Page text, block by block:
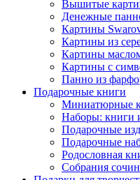
Вышитые
Денежные
Картины
Картины из
Картины
Картины с
Панно из
Подарочные книги
Миниатюрные
Наборы: книги
Подарочные
Подарочные
Родословная
Собрания